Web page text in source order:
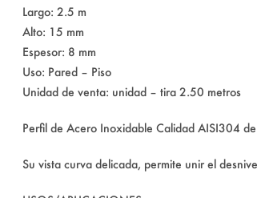
Largo: 2.5 m
Alto: 15 mm
Espesor: 8 mm
Uso: Pared – Piso
Unidad de venta: unidad – tira 2.50 metros
Perfil de Acero Inoxidable Calidad AISI304
Su vista curva delicada, permite unir el